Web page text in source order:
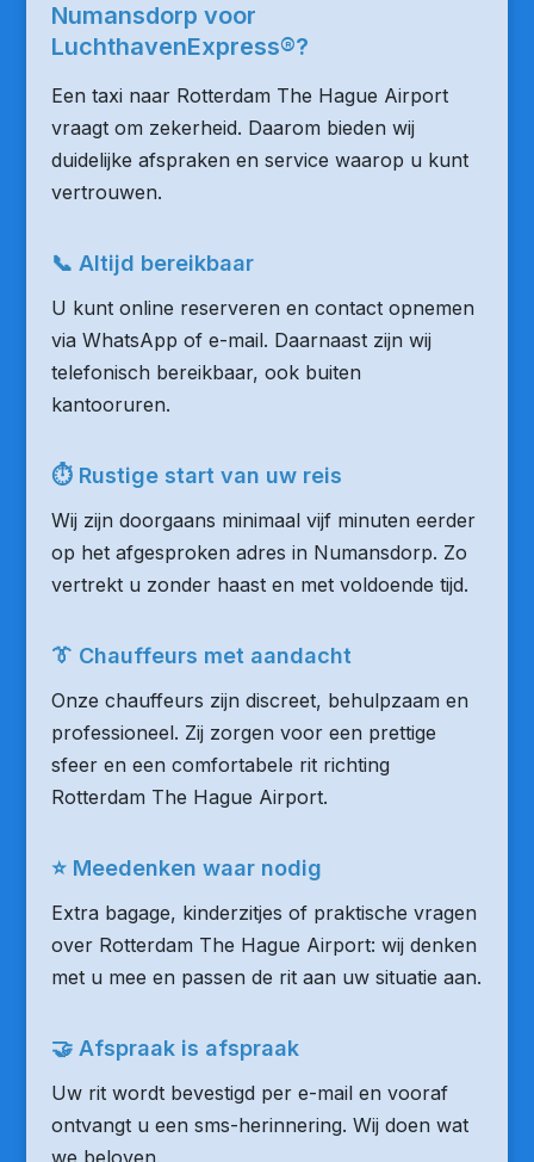
Numansdorp voor
LuchthavenExpress®?
Een taxi naar Rotterdam The Hague Airport
vraagt om zekerheid. Daarom bieden wij
duidelijke afspraken en service waarop u kunt
vertrouwen.
📞 Altijd bereikbaar
U kunt online reserveren en contact opnemen
via WhatsApp of e-mail. Daarnaast zijn wij
telefonisch bereikbaar, ook buiten
kantooruren.
⏱ Rustige start van uw reis
Wij zijn doorgaans minimaal vijf minuten eerder
op het afgesproken adres in Numansdorp. Zo
vertrekt u zonder haast en met voldoende tijd.
👔 Chauffeurs met aandacht
Onze chauffeurs zijn discreet, behulpzaam en
professioneel. Zij zorgen voor een prettige
sfeer en een comfortabele rit richting
Rotterdam The Hague Airport.
⭐ Meedenken waar nodig
Extra bagage, kinderzitjes of praktische vragen
over Rotterdam The Hague Airport: wij denken
met u mee en passen de rit aan uw situatie aan.
🤝 Afspraak is afspraak
Uw rit wordt bevestigd per e-mail en vooraf
ontvangt u een sms-herinnering. Wij doen wat
we beloven.